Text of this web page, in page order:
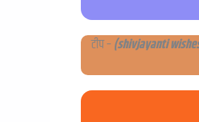
टीप –(shivjayanti